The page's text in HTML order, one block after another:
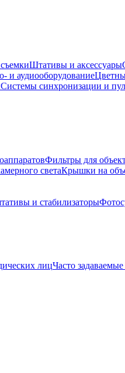
Штативы и аксессуары
и аудиооборудование
Системы синхронизации и
Фильтры для
светаКрышки на
и стабилизаторы
лицЧасто